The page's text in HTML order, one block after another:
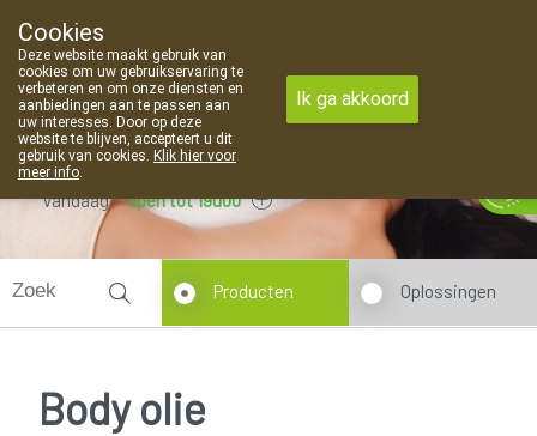
09 373 94 03
Vandaag open tot 19u00
Producten Oplossingen
Body olie
Cookies
Deze website maakt gebruik van
cookies om uw gebruikservaring te
verbeteren en om onze diensten en
aanbiedingen aan te passen aan
uw interesses. Door op deze
website te blijven, accepteert u dit
gebruik van cookies. Klik hier voor
meer info.
Ik ga akkoord